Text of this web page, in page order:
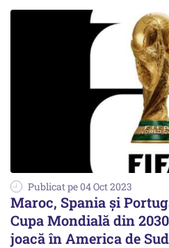
Publicat pe 04 Oct 2023
Maroc, Spania şi
Cupa Mondială din
joacă în America de Sud